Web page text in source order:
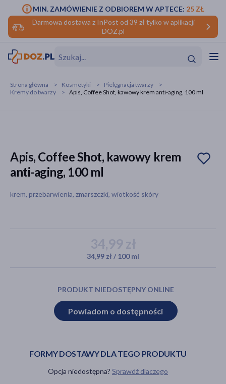
Darmowa dostawa z InPost od 39 zł tylko w aplikacji
DOZ.pl
MIN. ZAMÓWIENIE Z ODBIOREM W APTECE: 25 ZŁ
Strona główna Kosmetyki
Pielęgnacja twarzy
Kremy do twarzy
Apis, Coffee Shot, kawowy krem anti-aging, 100 ml
Apis, Coffee Shot, kawowy krem
anti-aging, 100 ml
krem, przebarwienia, zmarszczki, wiotkość skóry
34,99 zł
34,99 zł / 100 ml
PRODUKT NIEDOSTĘPNY ONLINE
Powiadom o dostępności
FORMY DOSTAWY DLA TEGO PRODUKTU
Opcja niedostępna? Sprawdź dlaczego